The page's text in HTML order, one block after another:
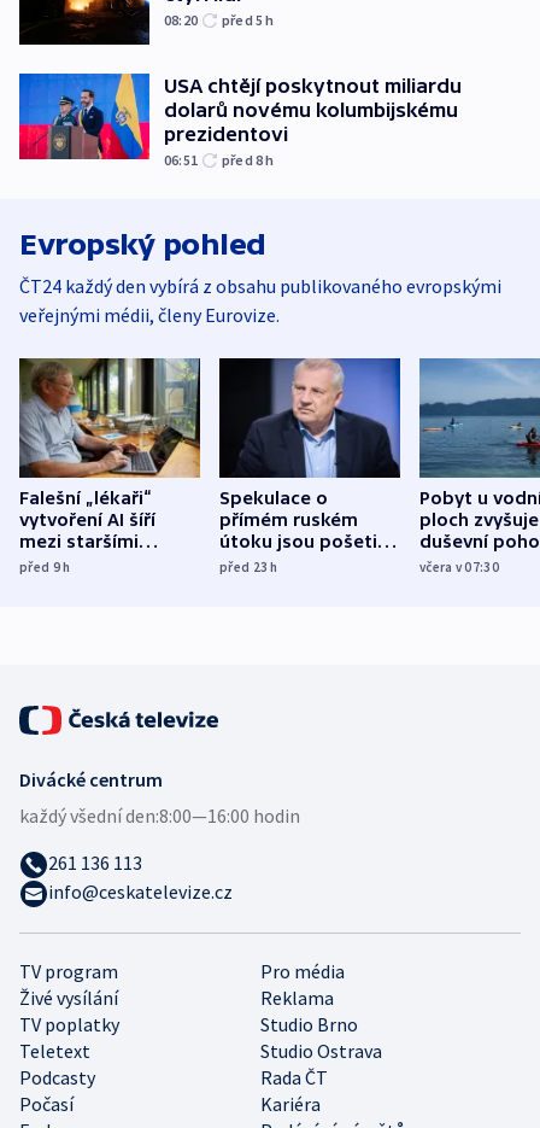
08:20 před 5h
USA chtějí poskytnout miliardu
dolarů novému kolumbijskému
prezidentovi
06:51 před 8h
Evropský pohled
ČT24 každý den vybírá z obsahu publikovaného evropskými
veřejnými médii, členy Eurovize.
Falešní „lékaři“
vytvoření AI šíří
mezi staršími
Poláky nebezpečné
před 9h
Spekulace o
přímém ruském
útoku jsou pošetilé,
míní estonský
před 23h
Pobyt u
ploch zvyšuje
duševní
ukázala
včera v 07:30
TV program
Pro média
Živé vysílání
Reklama
TV poplatky
Studio Brno
Teletext
Studio Ostrava
Podcasty
Rada ČT
Počasí
Kariéra
Divácké centrum
každý všední den:8:00—16:00 hodin
261 136 113
info@ceskatelevize.cz